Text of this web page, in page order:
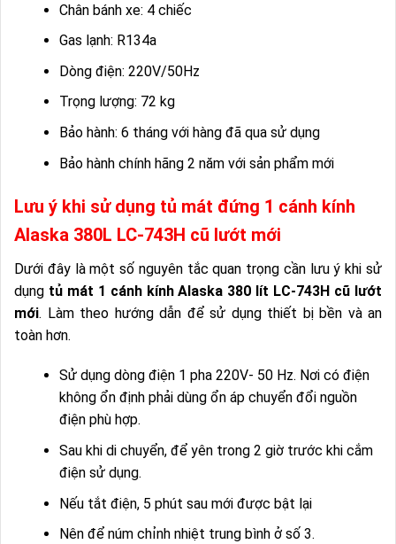
Chân bánh xe: 4 chiếc
Gas lạnh: R134a
Dòng điện: 220V/50Hz
Trọng lượng: 72 kg
Bảo hành: 6 tháng với hàng đã qua sử dụng
Bảo hành chính hãng 2 năm với sản phẩm mới
Lưu ý khi sử dụng tủ mát đứng 1 cánh kính
Alaska 380L LC-743H cũ lướt mới
Dưới đây là một số nguyên tắc quan trọng cần lưu ý khi sử
dụng tủ mát 1 cánh kính Alaska 380 lít LC-743H cũ lướt
mới. Làm theo hướng dẫn để sử dụng thiết bị bền và an
toàn hơn.
Sử dụng dòng điện 1 pha 220V- 50 Hz. Nơi có điện
không ổn định phải dùng ổn áp chuyển đổi nguồn
điện phù hợp.
Sau khi di chuyển, để yên trong 2 giờ trước khi cắm
điện sử dụng.
Nếu tắt điện, 5 phút sau mới được bật lại
Nên để núm chỉnh nhiệt trung bình ở số 3.